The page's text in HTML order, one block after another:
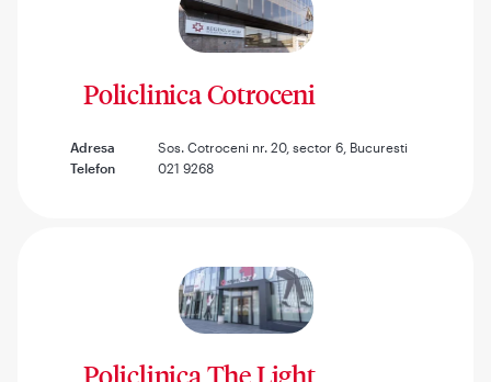
Policlinica Cotroceni
Adresa
Sos. Cotroceni nr. 20, sector 6, Bucuresti
Telefon
021 9268